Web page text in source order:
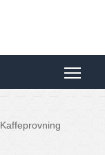
Kaffeprovning